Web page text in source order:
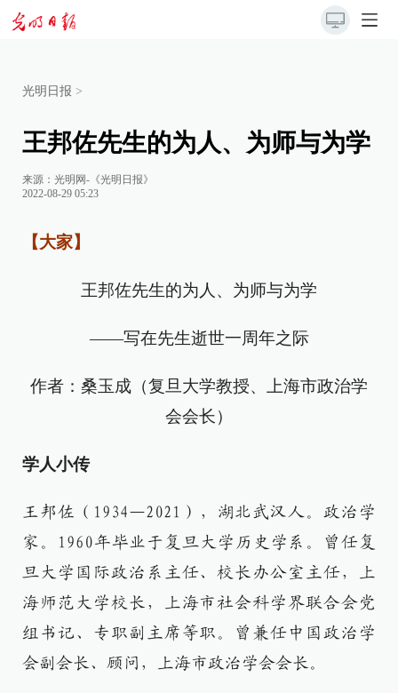
光明日报 >
王邦佐先生的为人、为师与为学
来源： 光明网-《光明日报》
2022-08-29 05:23
【大家】
王邦佐先生的为人、为师与为学
——写在先生逝世一周年之际
作者：桑玉成（复旦大学教授、上海市政治学
会会长）
学人小传
王邦佐（1934—2021），湖北武汉人。政治学
家。1960年毕业于复旦大学历史学系。曾任复
旦大学国际政治系主任、校长办公室主任，上
海师范大学校长，上海市社会科学界联合会党
组书记、专职副主席等职。曾兼任中国政治学
会副会长、顾问，上海市政治学会会长。